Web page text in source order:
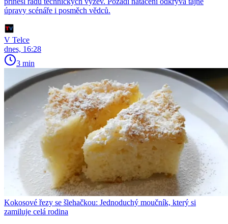
úpravy scénáře i posměch vědců.
V Telce
dnes, 16:28
3 min
Kokosové řezy se šlehačkou: Jednoduchý moučník, který si
zamiluje celá rodina